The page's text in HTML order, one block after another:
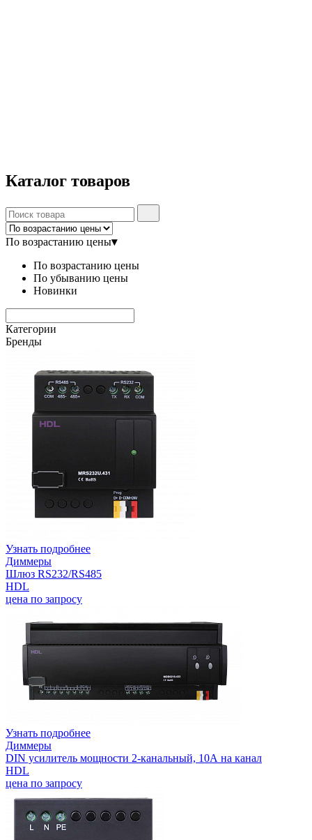
Каталог товаров
По возрастанию цены▾
По возрастанию цены
По убыванию цены
Новинки
Категории
Бренды
Узнать подробнее
Диммеры
Шлюз RS232/RS485
HDL
цена по запросу
Узнать подробнее
Диммеры
DIN усилитель мощности 2-канальный, 10А на канал
HDL
цена по запросу